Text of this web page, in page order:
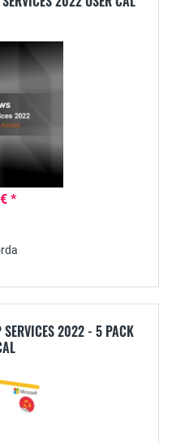
*
SERVICES 2022 - 5 PACK